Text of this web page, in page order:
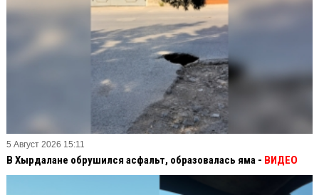
5 Август 2026 15:11
В Хырдалане обрушился асфальт, образовалась яма - ВИДЕО